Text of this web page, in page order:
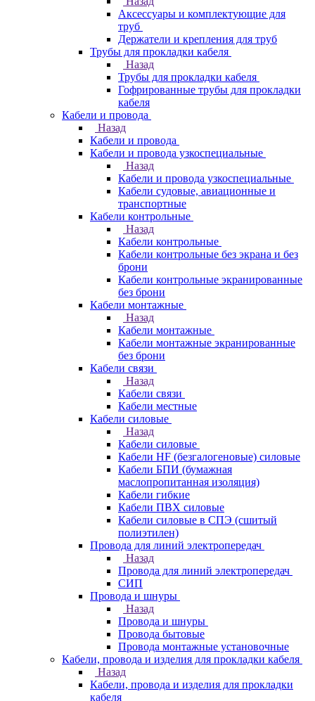
Аксессуары и комплектующие для
труб
Держатели и крепления для труб
Трубы для прокладки кабеля
Назад
Трубы для прокладки кабеля
Гофрированные трубы для прокладки
кабеля
Кабели и провода
Назад
Кабели и провода
Кабели и провода узкоспециальные
Назад
Кабели и провода узкоспециальные
Кабели судовые, авиационные и
транспортные
Кабели контрольные
Назад
Кабели контрольные
Кабели контрольные без экрана и без
брони
Кабели контрольные экранированные
без брони
Кабели монтажные
Назад
Кабели монтажные
Кабели монтажные экранированные
без брони
Кабели связи
Назад
Кабели связи
Кабели местные
Кабели силовые
Назад
Кабели силовые
Кабели HF (безгалогеновые) силовые
Кабели БПИ (бумажная
маслопропитанная изоляция)
Кабели гибкие
Кабели ПВХ силовые
Кабели силовые в СПЭ (сшитый
полиэтилен)
Провода для линий электропередач
Назад
Провода для линий электропередач
СИП
Провода и шнуры
Назад
Провода и шнуры
Провода бытовые
Провода монтажные установочные
Кабели, провода и изделия для прокладки кабеля
Назад
Кабели, провода и изделия для прокладки
кабеля